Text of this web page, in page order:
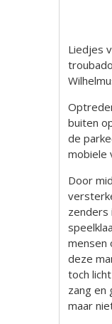
Liedjes
buiten
de
mobiele
Door
zenders
mensen
deze
toch
zang en
maar